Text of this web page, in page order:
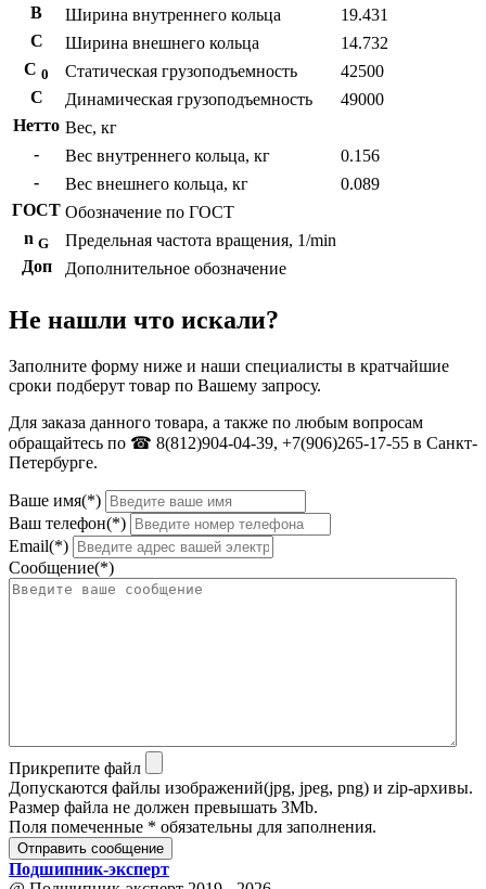
B
Ширина внутреннего кольца
19.431
С
Ширина внешнего кольца
14.732
С 0 Статическая грузоподъемность
42500
C
Динамическая грузоподъемность
49000
Нетто Вес, кг
-
Вес внутреннего кольца, кг
0.156
-
Вес внешнего кольца, кг
0.089
ГОСТ Обозначение по ГОСТ
n G
Предельная частота вращения, 1/min
Доп
Дополнительное обозначение
Не нашли что искали?
Заполните форму ниже и наши специалисты в кратчайшие
сроки подберут товар по Вашему запросу.
Для заказа данного товара, а также по любым вопросам
обращайтесь по ☎ 8(812)904-04-39, +7(906)265-17-55 в Санкт-
Петербурге.
Ваше имя(*)
Ваш телефон(*)
Email(*)
Сообщение(*)
Прикрепите файл
Допускаются файлы изображений(jpg, jpeg, png) и zip-архивы.
Размер файла не должен превышать 3Mb.
Поля помеченные * обязательны для заполнения.
Отправить сообщение
Подшипник-эксперт